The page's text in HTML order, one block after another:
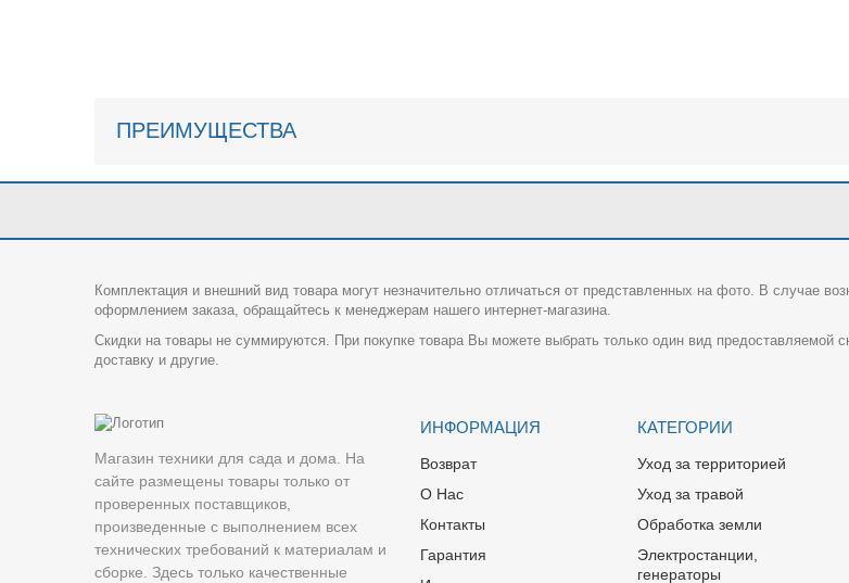
ПРЕИМУЩЕСТВА
Комплектация и внешний вид товара могут незначительно отличаться от представленных на фото. В случае
оформлением заказа, обращайтесь к менеджерам нашего интернет-магазина.
Скидки на товары не суммируются. При покупке товара Вы можете выбрать только один вид предоставляемой
доставку и другие.
Магазин техники для сада и дома. На
сайте размещены товары только от
проверенных поставщиков,
произведенные с выполнением всех
технических требований к материалам и
сборке. Здесь только качественные
ИНФОРМАЦИЯ
Возврат
О Нас
Контакты
Гарантия
КАТЕГОРИИ
Уход за территорией
Уход за травой
Обработка земли
Электростанции,
генераторы